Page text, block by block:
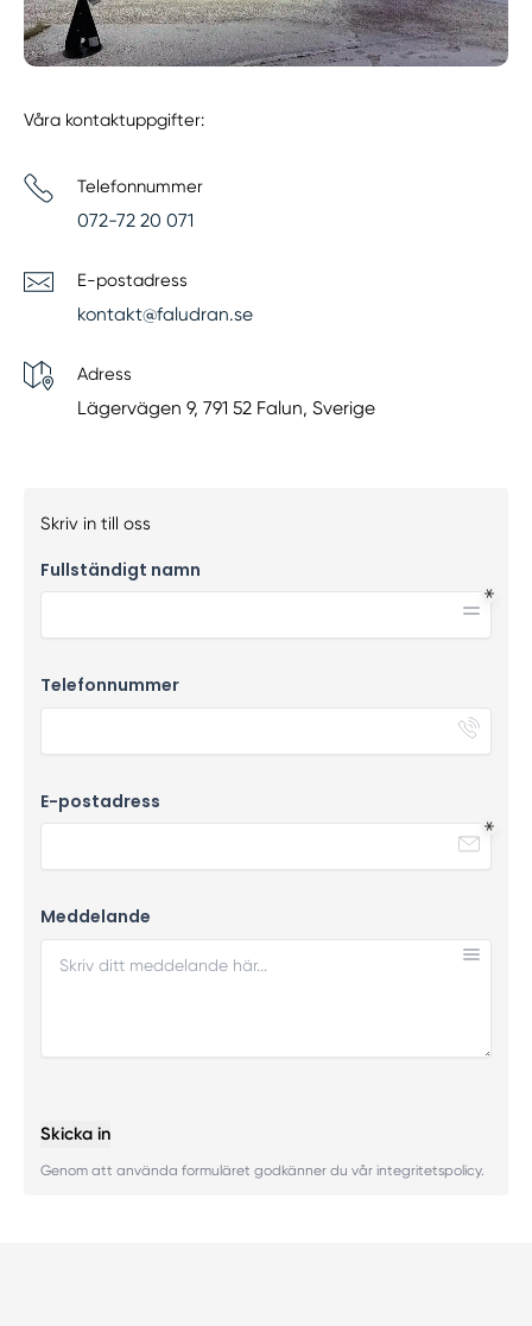
Våra kontaktuppgifter:
Telefonnummer
072-72 20 071
E-postadress
kontakt@faludran.se
Adress
Lägervägen 9, 791 52 Falun, Sverige
Skriv in till oss
Fullständigt namn
Telefonnummer
E-postadress
Meddelande
Skicka in
Genom att använda formuläret godkänner du vår integritetspolicy.